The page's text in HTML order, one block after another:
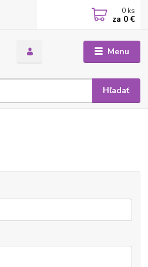
Menu
Hľadať
0 ks
za 0 €